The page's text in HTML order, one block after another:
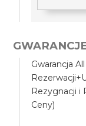
Gwarancja
Rezygnacji i
Ceny)